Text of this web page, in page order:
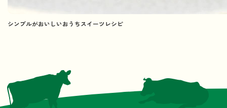
シンプルがおいしいおうちスイーツレシピ